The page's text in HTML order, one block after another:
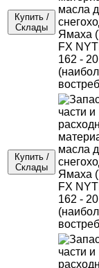
Купить /
Склады
Купить /
Склады